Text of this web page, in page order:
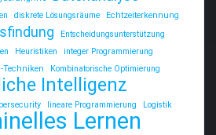
diskrete Lösungsräume Echtzeiterkennung
Entscheidungsunterstützung
Heuristiken
integer Programmierung
Techniken Kombinatorische Optimierung
Intelligenz
lineare Programmierung Logistik
Lernen